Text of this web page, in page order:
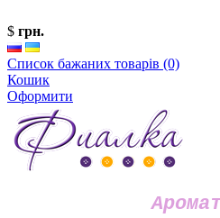
$ грн.
Список бажаних товарів (0)
Кошик
Оформити